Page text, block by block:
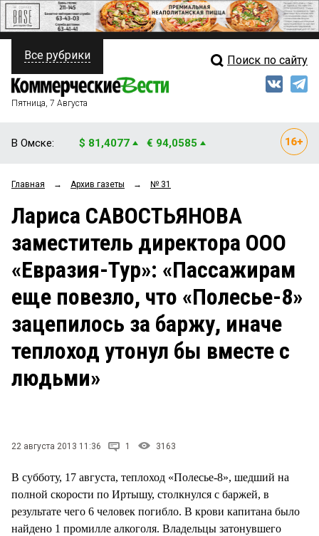
ПОЛИТИКА
ФИНАНСЫ
ОБЩЕСТВО
ЗАКОН
СТИЛЬ ЖИЗНИ
Свежий выпуск
Рейтинги
Блоги
Архив
Все рубрики Поиск по сайту
Пятница, 7 Августа
В Омске: $ 81,4077 € 94,0585
Главная → Архив газеты → № 31
Лариса САВОСТЬЯНОВА
заместитель директора ООО
«Евразия-Тур»: «Пассажирам
еще повезло, что «Полесье-8»
зацепилось за баржу, иначе
теплоход утонул бы вместе с
людьми»
22 августа 2013 11:36 1 3163
В субботу, 17 августа, теплоход «Полесье-8», шедший на
полной скорости по Иртышу, столкнулся с баржей, в
результате чего 6 человек погибло. В крови капитана было
найдено 1 промилле алкоголя. Владельцы затонувшего